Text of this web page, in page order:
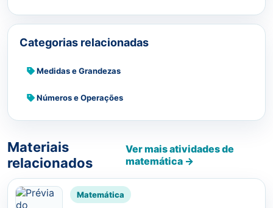
Categorias relacionadas
Medidas e Grandezas
Números e Operações
Materiais
relacionados
Ver mais atividades de
matemática →
Matemática